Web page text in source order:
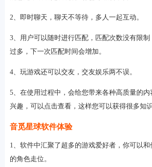
2、即时聊天，聊天不等待，多人一起互动。
3、用户可以随时进行匹配，匹配次数没有限
过多，下一次匹配时间会增加。
4、玩游戏还可以交友，交友娱乐两不误。
5、在使用过程中，会给您带来各种高质量的
兴趣，可以点击查看，这样您可以获得很多知识
音觅星球软件体验
1、软件中汇聚了超多的游戏爱好者，你可以
的角色走位。